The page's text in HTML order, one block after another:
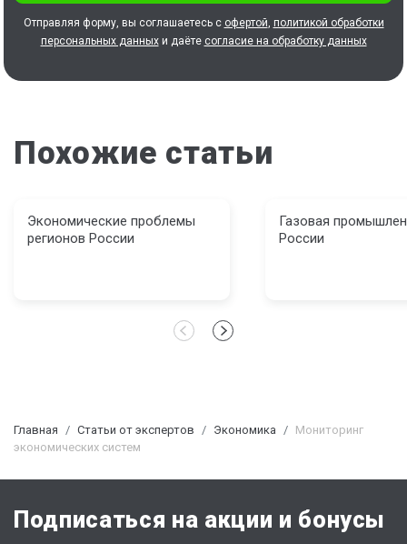
Отправляя форму, вы соглашаетесь с офертой политикой обработки
персональных данныхи даёте согласие на обработку данных
Похожие статьи
Экономические проблемы
регионов России
Газовая
России
Главная Статьи от экспертов Экономика
Мониторинг
экономических систем
Подписаться на акции и бонусы